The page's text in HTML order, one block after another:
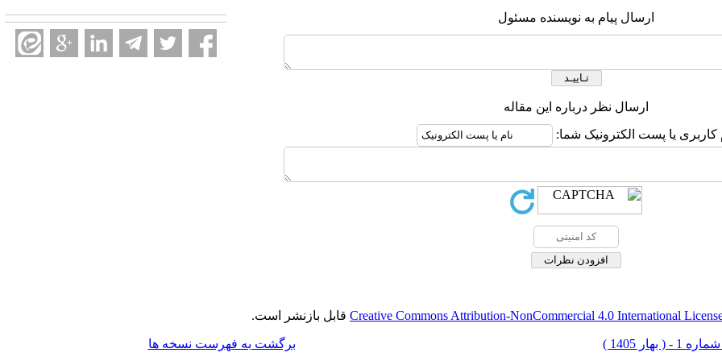
ارسال پیام به نویسنده مسئول
ارسال نظر درباره این مقاله
کاربری یا پست الکترونیک شما:
Creative Commons Attribution-NonCommercial 4.0 International قابل بازنشر است.
برگشت به فهرست نسخه ها